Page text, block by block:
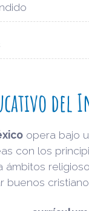
del
opera bajo
con los
ámbitos
buenos